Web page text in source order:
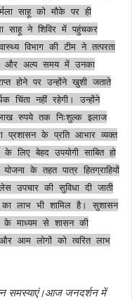
साहू को मौके पर ही
साहू ने शिविर में पहुंचकर
विभाग की टीम ने तत्परता
और अल्प समय में उनका
होने पर उन्होंने खुशी जताते
चिंता नहीं रहेगी। उन्होंने
रुपये तक निःशुल्क इलाज
प्रशासन के प्रति आभार व्यक्त
लिए बेहद उपयोगी साबित हो
के तहत पात्र हितग्राहियों
उपचार की सुविधा दी जाती
का लाभ भी शामिल है। सुशासन
के माध्यम से शासन की
और आम लोगों को त्वरित लाभ
समस्याएं।आज जनदर्शन में